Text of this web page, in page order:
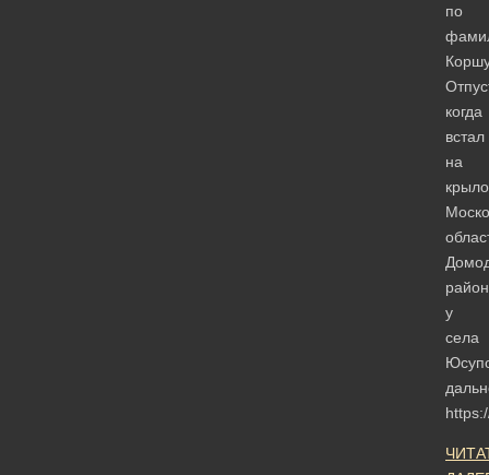
по
когда
встал
на
у
села